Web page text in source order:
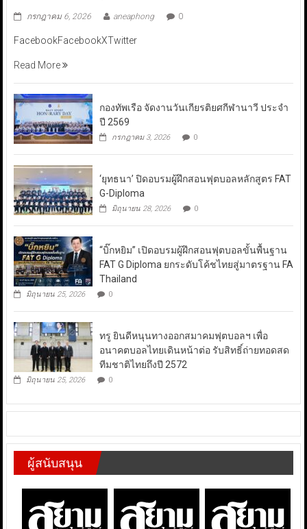
กรกฎาคม 6, 2026 aneaphong 0
FacebookFacebookXTwitter
Read More
กองทัพเรือ จัดงานวันเกียรติยศกีฬานาวี ประจำ
ปี 2569
กรกฎาคม 3, 2026 0
‘ยุทธนา’ ปิดอบรมผู้ฝึกสอนฟุตบอลหลักสูตร FAT
G-Diploma
มิถุนายน 28, 2026 0
“บิ๊กหยิม” เปิดอบรมผู้ฝึกสอนฟุตบอลขั้นพื้นฐาน
FAT G Diploma ยกระดับโค้ชไทยสู่มาตรฐาน FA
Thailand
มิถุนายน 25, 2026 0
ทรู ยินดีหนุนทางออกสมาคมฟุตบอลฯ เพื่อ
อนาคตบอลไทยเดินหน้าต่อ รับสิทธิ์ถ่ายทอดสด
ทีมชาติไทยถึงปี 2572
มิถุนายน 25, 2026 0
ผู้สนับสนุน